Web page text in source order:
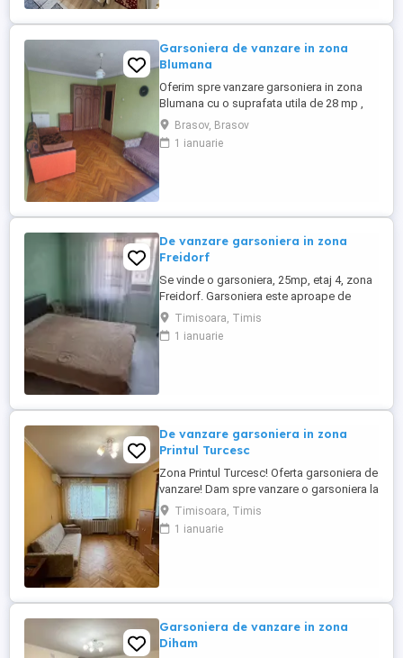
Garsoniera de vanzare in zona
Blumana
Oferim spre vanzare garsoniera in zona
Blumana cu o suprafata utila de 28 mp ,
etajul 1 din 5 . Garsnoiera se vinde
mobilata si utilata si se accepta credit
imobiliar ! Detalii telefonic !
Brasov, Brasov
1 ianuarie
De vanzare garsoniera in zona
Freidorf
Se vinde o garsoniera, 25mp, etaj 4, zona
Freidorf. Garsoniera este aproape de
Liceul Auto, transport in comun,autobuze,
magazine. Mai multe detalii la numarul de
telefon afisat!
Timisoara, Timis
1 ianuarie
De vanzare garsoniera in zona
Printul Turcesc
Zona Printul Turcesc! Oferta garsoniera de
vanzare! Dam spre vanzare o garsoniera la
etajul 2. La doar 10-15 min de mers cu
masina sau tranportul in comun de Lidl,
aproap de Parcul Lunei, restaurante, Piata
Timisoara, Timis
1 ianuarie
Garsoniera de vanzare in zona
Diham